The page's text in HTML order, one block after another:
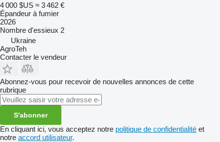
4 000 $US ≈ 3 462 €
Épandeur à fumier
2026
Nombre d'essieux 2
Ukraine
AgroTeh
Contacter le vendeur
Abonnez-vous pour recevoir de nouvelles annonces de cette
rubrique
S'abonner
En cliquant ici, vous acceptez notre politique de confidentialité et
notre accord utilisateur.